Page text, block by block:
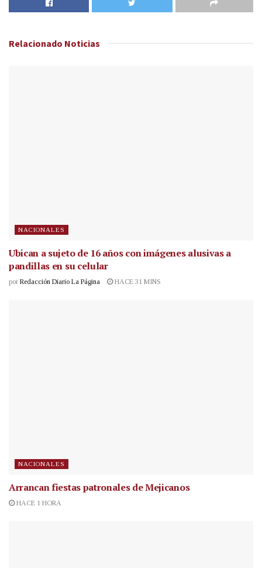
Relacionado Noticias
NACIONALES
Ubican a sujeto de 16 años con imágenes alusivas a
pandillas en su celular
por Redacción Diario La Página HACE 31 MINS
NACIONALES
Arrancan fiestas patronales de Mejicanos
HACE 1 HORA